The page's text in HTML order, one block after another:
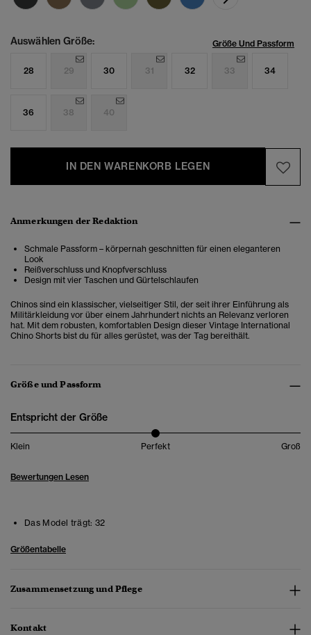
Auswählen Größe: Größe Und Passform
28 29 30 31 32 33 34
36 38 40
IN DEN WARENKORB LEGEN
Anmerkungen der Redaktion
Schmale Passform – körpernah geschnitten für einen eleganteren
Look
Reißverschluss und Knopfverschluss
Design mit vier Taschen und Gürtelschlaufen
Chinos sind ein klassischer, vielseitiger Stil, der seit ihrer Einführung als
Militärkleidung vor über einem Jahrhundert nichts an Relevanz verloren
hat. Mit dem robusten, komfortablen Design dieser Vintage International
Chino Shorts bist du für alles gerüstet, was der Tag bereithält.
Größe und Passform
Entspricht der Größe
Klein Perfekt Groß
Bewertungen Lesen
Das Model trägt: 32
Größentabelle
Zusammensetzung und Pflege
Kontakt